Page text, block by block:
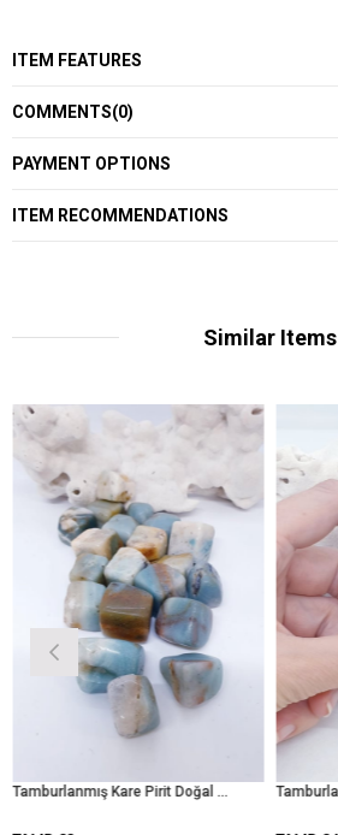
ITEM FEATURES
COMMENTS(0)
PAYMENT OPTIONS
ITEM RECOMMENDATIONS
Similar Items
Tamburlanmış Kare Pirit Doğal Taş